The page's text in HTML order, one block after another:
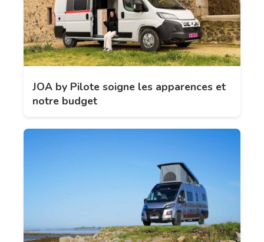
JOA by Pilote soigne les apparences et
notre budget